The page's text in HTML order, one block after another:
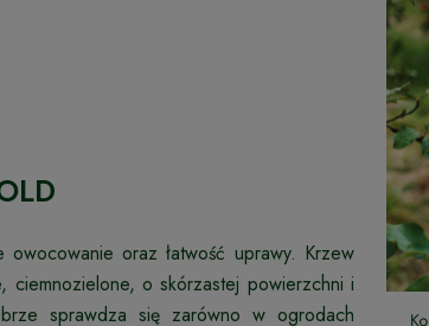
oraz łatwość uprawy. Krzew
ciemnozielone, o skórzastej powierzchni i
sprawdza się zarówno w ogrodach